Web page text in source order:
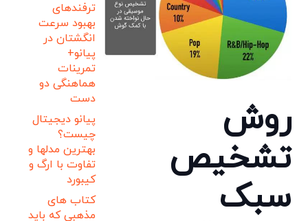
روش
تشخیص
سبک
ترفندهای
بهبود سرعت
انگشتان در
پیانو+
تمرینات
هماهنگی دو
دست
پیانو دیجیتال
چیست؟
بهترین مدلها و
تفاوت با ارگ و
کیبورد
کتاب های
مذهبی که باید